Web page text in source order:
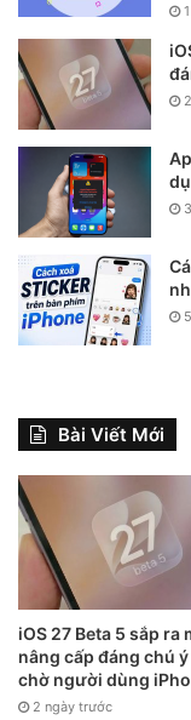
Bên cạnh hoạt
cũng chia sẻ
thực tế, định
những cơ hội
Những cuộc trao
hơn về kỳ vọng
sinh viên có thêm
hiện nay.
Bài Viết Mới
iOS 27 Beta 5 sắp ra
nâng cấp đáng chú
chờ người dùng
2 ngày trước